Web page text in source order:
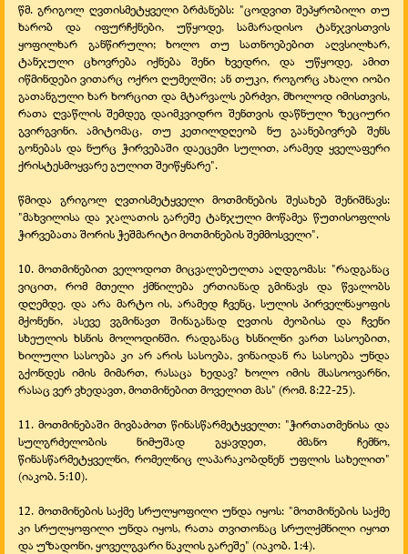
წმ. გრიგოლ ღვთისმეტყველი ბრძანებს: "ცოდვით შეპყრობილი თუ
ხარობ და იფურჩქნები, უწყოდე, სამარადისო ტანჯვისთვის
ყოფილხარ განწირული; ხოლო თუ სათნოებებით აღვსილხარ,
ტანჯული ცხოვრება იქნება შენი ხვედრი, და უწყოდე, ამით
იწმინდები ვითარც ოქრო ღუმელში; ან თუკი, როგორც ახალი იობი
გათანგული ხარ ხორცით და მტარვალს ებრძვი, მხოლოდ იმისთვის,
რათა ღვაწლის შემდეგ დაიმკვიდრო შენთვის დაწნული ზეციური
გვირგვინი. ამიტომაც, თუ კეთილდღეობ ნუ გაანებივრებ შენს
გონებას და ნურც ჭირვებაში დაეცემი სულით, არამედ ყველაფერი
ქრისტესმოყვარე გულით შეიწყნარე".
წმიდა გრიგოლ ღვთისმეტყველი მოთმინების შესახებ შენიშნავს:
"მახვილისა და ჯალათის გარეშე ტანჯული მოწამეა წუთისოფლის
ჭირვებათა შორის ჭეშმარიტი მოთმინების შემმოსველი".
10. მოთმინებით ველოდოთ მიცვალებულთა აღდგომას: "რადგანაც
ვიცით, რომ მთელი ქმნილება ერთიანად გმინავს და წვალობს
დღემდე. და არა მარტო ის, არამედ ჩვენც, სულის პირველნაყოფის
მქონენი, ასევე ვგმინავთ შინაგანად ღვთის ძეობისა და ჩვენი
სხეულის ხსნის მოლოდინში. რადგანაც ხსნილნი ვართ სასოებით,
ხილული სასოება კი არ არის სასოება, ვინაიდან რა სასოება უნდა
გქონდეს იმის მიმართ, რასაცა ხედავ? ხოლო იმის მსასოოვარნი,
რასაც ვერ ვხედავთ, მოთმინებით მოველით მას" (რომ. 8:22-25).
11. მოთმინებაში მივბაძოთ წინასწარმეტყველთ: "ჭირთათმენისა და
სულგრძელობის ნიმუშად გყავდეთ, ძმანო ჩემნო,
წინასწარმეტყველნი, რომელნიც ლაპარაკობდნენ უფლის სახელით"
(იაკობ. 5:10).
12. მოთმინების საქმე სრულყოფილი უნდა იყოს: "მოთმინების საქმე
კი სრულყოფილი უნდა იყოს, რათა თვითონაც სრულქმნილი იყოთ
და უზადონი, ყოველგვარი ნაკლის გარეშე" (იაკობ. 1:4).